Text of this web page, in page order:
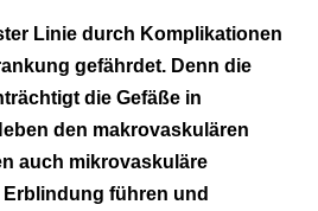
der Retinopathie
Linie durch Komplikationen
gefährdet. Denn die
die Gefäße in
den makrovaskulären
auch mikrovaskuläre
führen und